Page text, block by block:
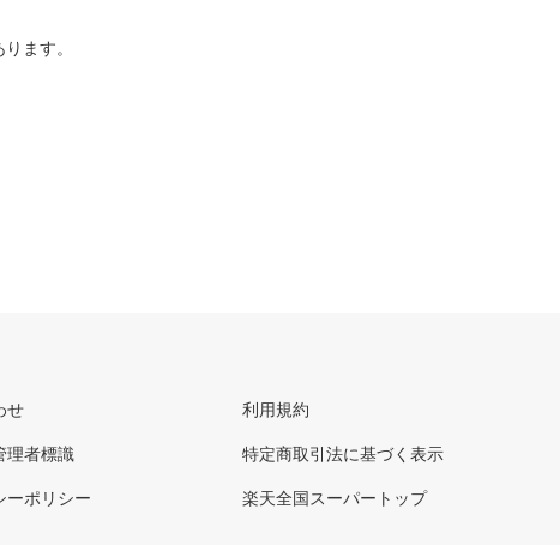
ます。
せ
理者標識
ーポリシー
利用規約
特定商取引法に基づく表示
楽天全国スーパートップ